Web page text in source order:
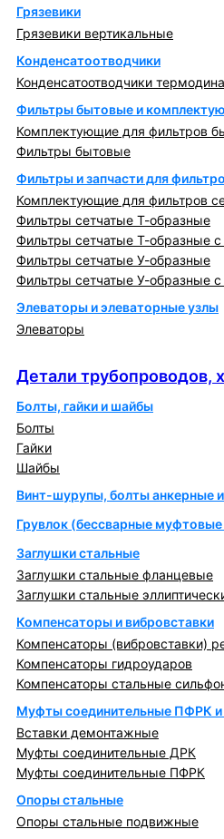
Грязевики
Грязевики вертикальные
Конденсатоотводчики
Конденсатоотводчики
Фильтры бытовые и
Комплектующие для фильтров
Фильтры бытовые
Фильтры и запчасти для
Комплектующие для фильтров
Фильтры сетчатые Т-образные
Фильтры сетчатые Т-образные с
Фильтры сетчатые У-образные
Фильтры сетчатые У-образные с
Элеваторы и элеваторные узлы
Элеваторы
Детали трубопроводов,
Болты, гайки и шайбы
Болты
Гайки
Шайбы
Винт-шурупы, болты анкерные
Грувлок (бессварные муфтовые
Заглушки стальные
Заглушки стальные фланцевые
Заглушки стальные
Компенсаторы и вибровставки
Компенсаторы (вибровставки)
Компенсаторы гидроударов
Компенсаторы стальные
Муфты соединительные ПФРК
Вставки демонтажные
Муфты соединительные ДРК
Муфты соединительные ПФРК
Опоры стальные
Опоры стальные подвижные